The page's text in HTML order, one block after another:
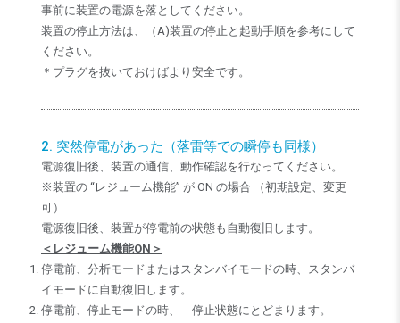
事前に装置の電源を落としてください。
装置の停止方法は、（A)装置の停止と起動手順を参考にして
ください。
＊プラグを抜いておけばより安全です。
2. 突然停電があった（落雷等での瞬停も同様）
電源復旧後、装置の通信、動作確認を行なってください。
※装置の “レジューム機能” が ON の場合 （初期設定、変更
可）
電源復旧後、装置が停電前の状態も自動復旧します。
＜レジューム機能ON＞
停電前、分析モードまたはスタンバイモードの時、スタンバ
イモードに自動復旧します。
停電前、停止モードの時、 停止状態にとどまります。